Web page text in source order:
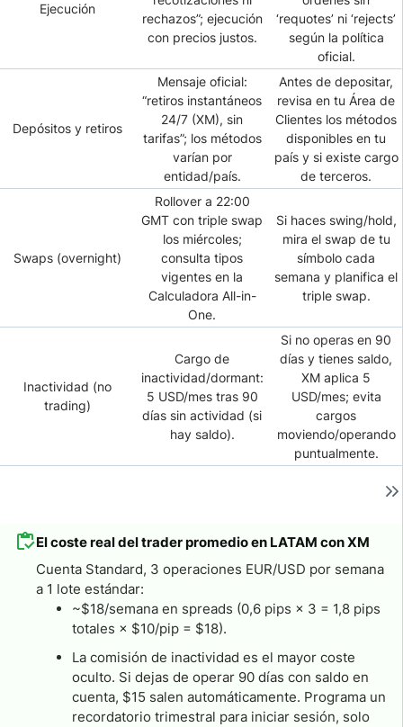
Ejecución
rechazos”; ejecución
con precios justos.
‘requotes’ ni ‘rejects’
según la política
oficial.
Depósitos y retiros
Mensaje oficial:
“retiros instantáneos
24/7 (XM), sin
tarifas”; los métodos
varían por
entidad/país.
Antes de depositar,
revisa en tu Área de
Clientes los métodos
disponibles en tu
país y si existe cargo
de terceros.
Swaps (overnight)
Rollover a 22:00
GMT con triple swap
los miércoles;
consulta tipos
vigentes en la
Calculadora All-in-
One.
Si haces swing/hold,
mira el swap de tu
símbolo cada
semana y planifica el
triple swap.
Inactividad (no
trading)
Cargo de
inactividad/dormant:
5 USD/mes tras 90
días sin actividad (si
hay saldo).
Si no operas en 90
días y tienes saldo,
XM aplica 5
USD/mes; evita
cargos
moviendo/operando
puntualmente.
El coste real del trader promedio en LATAM con XM
Cuenta Standard, 3 operaciones EUR/USD por semana
a 1 lote estándar:
~$18/semana en spreads (0,6 pips × 3 = 1,8 pips
totales × $10/pip = $18).
La comisión de inactividad es el mayor coste
oculto. Si dejas de operar 90 días con saldo en
cuenta, $15 salen automáticamente. Programa un
recordatorio trimestral para iniciar sesión, solo